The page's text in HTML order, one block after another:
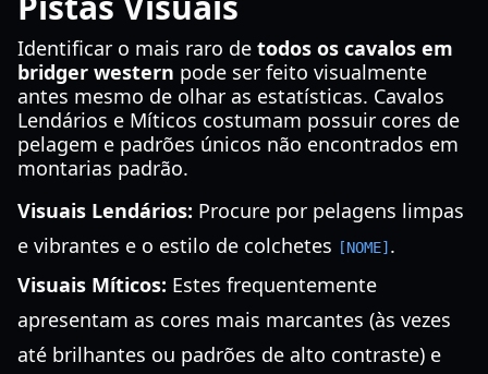
Identificar o mais raro de todos os cavalos em
bridger western pode ser feito visualmente
antes mesmo de olhar as estatísticas. Cavalos
Lendários e Míticos costumam possuir cores de
pelagem e padrões únicos não encontrados em
montarias padrão.
Visuais Lendários: Procure por pelagens limpas
e vibrantes e o estilo de colchetes
[NOME] .
Visuais Míticos: Estes frequentemente
apresentam as cores mais marcantes (às vezes
até brilhantes ou padrões de alto contraste) e